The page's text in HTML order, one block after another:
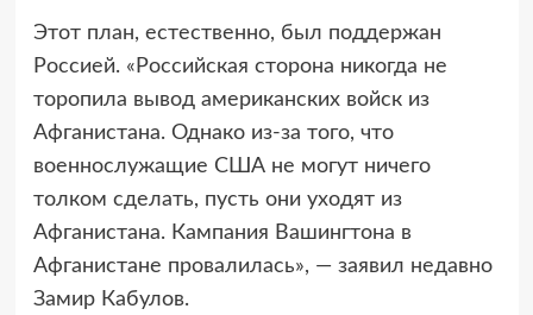
Этот план, естественно, был поддержан
Россией. «Российская сторона никогда не
торопила вывод американских войск из
Афганистана. Однако из-за того, что
военнослужащие США не могут ничего
толком сделать, пусть они уходят из
Афганистана. Кампания Вашингтона в
Афганистане провалилась», — заявил недавно
Замир Кабулов.